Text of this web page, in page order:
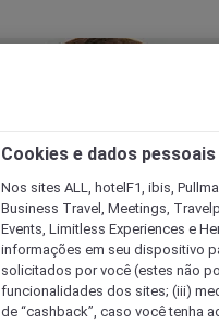
Cookies e dados pessoais
Nos sites ALL, hotelF1, ibis,
Business Travel, Meetings,
Events, Limitless Experiences e
informações em seu dispositivo
solicitados por você (estes não
funcionalidades dos sites; (iii)
de “cashback”, caso você tenha